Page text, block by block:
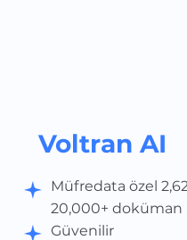
Voltran AI
Müfredata özel
20,000+ doküman
Güvenilir